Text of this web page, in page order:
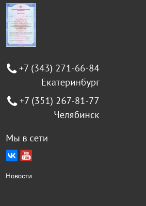
+7 (343) 271-66-84
Екатеринбург
+7 (351) 267-81-77
Челябинск
Мы в сети
Новости